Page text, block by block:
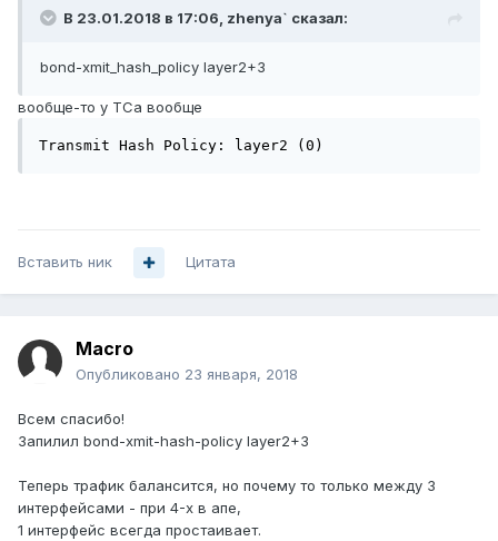
В 23.01.2018 в 17:06, zhenya` сказал:
bond-xmit_hash_policy layer2+3
вообще-то у ТСа вообще
Transmit Hash Policy: layer2 (0)
Вставить ник Цитата
Macro
Опубликовано 23 января, 2018
Всем спасибо!
Запилил bond-xmit-hash-policy layer2+3
Теперь трафик балансится, но почему то только между 3
интерфейсами - при 4-х в апе,
1 интерфейс всегда простаивает.